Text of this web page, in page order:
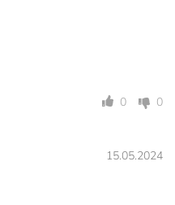
0 0
15.05.2024